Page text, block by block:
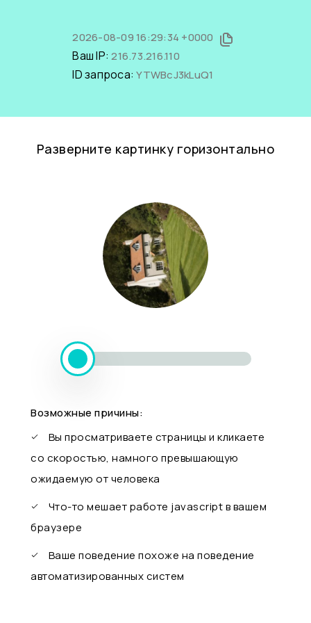
2026-08-09 16:29:34 +0000
Ваш IP:216.73.216.110
ID запроса:YTWBcJ3kLuQ1
Разверните картинку горизонтально
Возможные причины:
Вы просматриваете страницы и кликаете
со скоростью, намного превышающую
ожидаемую от человека
Что-то мешает работе javascript в вашем
браузере
Ваше поведение похоже на поведение
автоматизированных систем